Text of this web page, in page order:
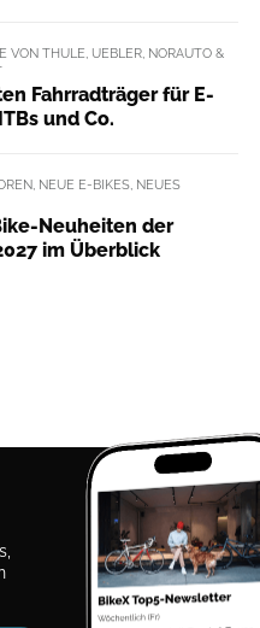
VON THULE, UEBLER, NORAUTO &
Fahrradträger für E-
und Co.
NEUE E-BIKES, NEUES
Neuheiten der
im Überblick